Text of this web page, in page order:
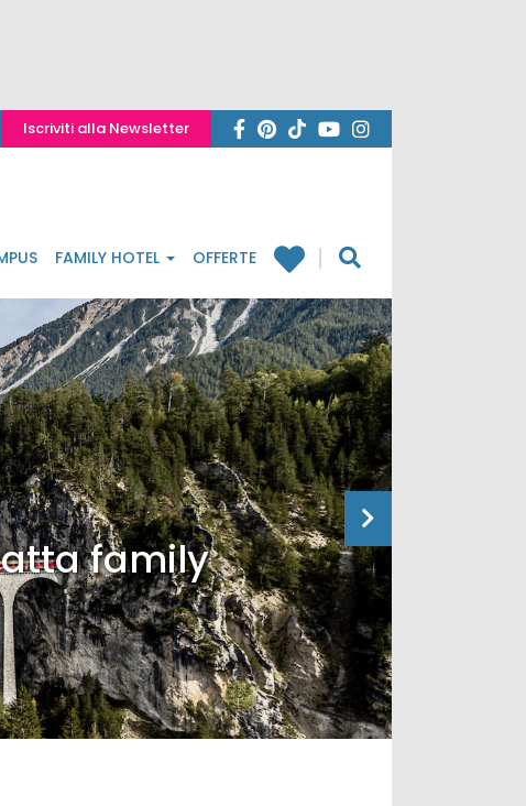
Iscriviti alla Newsletter
FAMILY HOTEL OFFERTE
family